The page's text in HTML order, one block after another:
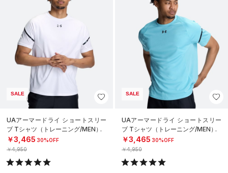
SALE
UAアーマードライ ショートスリー
ブ Tシャツ（トレーニング/MEN）
￥3,465 30%OFF
￥4,950
SALE
UAアーマードライ ショートスリー
ブ Tシャツ（トレーニング/MEN）
￥3,465 30%OFF
￥4,950